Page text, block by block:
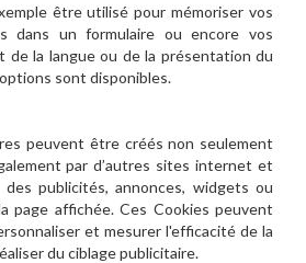
être utilisé pour mémoriser vos
dans un formulaire ou encore vos
de la langue ou de la présentation du
sont disponibles.
peuvent être créés non seulement
par d’autres sites internet et
publicités, annonces, widgets ou
page affichée. Ces Cookies peuvent
et mesurer l'efficacité de la
du ciblage publicitaire.